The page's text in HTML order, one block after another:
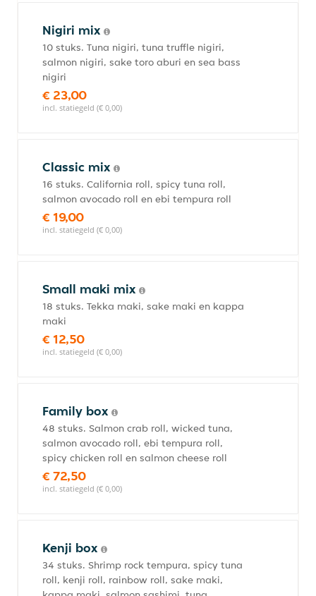
Nigiri mix
10 stuks. Tuna nigiri, tuna truffle nigiri,
salmon nigiri, sake toro aburi en sea bass
nigiri
€ 23,00
incl. statiegeld (€ 0,00)
Classic mix
16 stuks. California roll, spicy tuna roll,
salmon avocado roll en ebi tempura roll
€ 19,00
incl. statiegeld (€ 0,00)
Small maki mix
18 stuks. Tekka maki, sake maki en kappa
maki
€ 12,50
incl. statiegeld (€ 0,00)
Family box
48 stuks. Salmon crab roll, wicked tuna,
salmon avocado roll, ebi tempura roll,
spicy chicken roll en salmon cheese roll
€ 72,50
incl. statiegeld (€ 0,00)
Kenji box
34 stuks. Shrimp rock tempura, spicy tuna
roll, kenji roll, rainbow roll, sake maki,